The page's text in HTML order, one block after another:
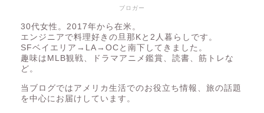
ブロガー
30代女性。2017年から在米。
エンジニアで料理好きの旦那Kと2人暮らしです。
SFベイエリア→LA→OCと南下してきました。
趣味はMLB観戦、ドラマアニメ鑑賞、読書、筋トレな
ど。
当ブログではアメリカ生活でのお役立ち情報、旅の話題
を中心にお届けしています。